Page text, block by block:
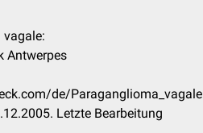
Antwerpes
de/Paraganglioma_vagale
Letzte Bearbeitung